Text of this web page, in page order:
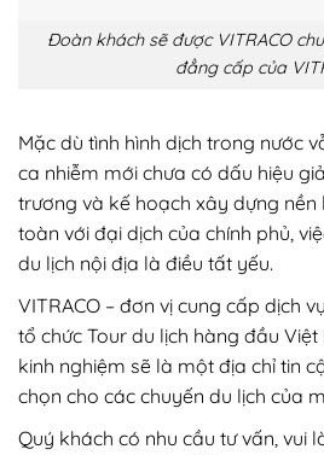
Đoàn khách sẽ được VITRACO
đẳng cấp của
Mặc dù tình hình dịch trong nước
ca nhiễm mới chưa có dấu hiệu
trương và kế hoạch xây dựng nền
toàn với đại dịch của chính phủ,
du lịch nội địa là điều tất yếu.
VITRACO – đơn vị cung cấp dịch
tổ chức Tour du lịch hàng đầu Việt
kinh nghiệm sẽ là một địa chỉ tin
chọn cho các chuyến du lịch của
Quý khách có nhu cầu tư vấn, vui